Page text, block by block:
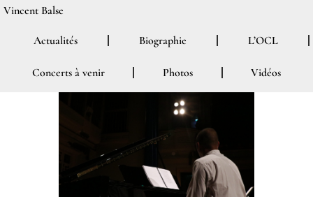
Aller
contenu
Vincent Balse
Actualités Biographie L’OCL
Concerts à venir Photos Vidéos